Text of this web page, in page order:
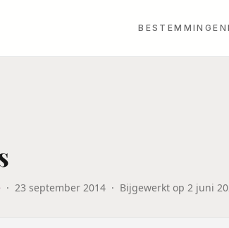
BESTEMMINGEN
· 23 september 2014 · Bijgewerkt op 2 juni